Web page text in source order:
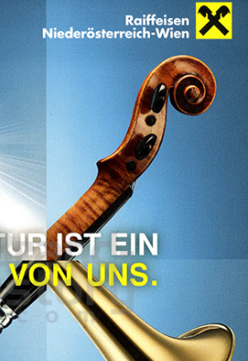
Landesbank NÖ/Wien
Österreich
2022